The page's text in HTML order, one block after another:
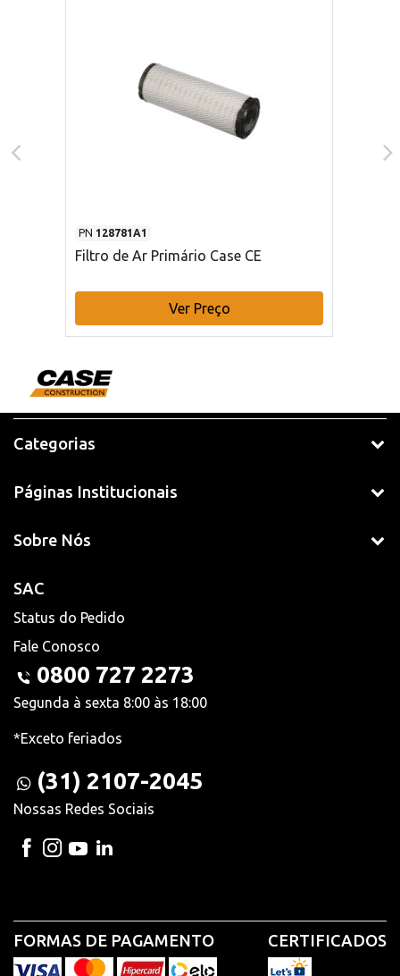
PN 128781A1
Filtro de Ar Primário Case CE
Ver Preço
Categorias
Páginas Institucionais
Sobre Nós
SAC
Status do Pedido
Fale Conosco
0800 727 2273
Segunda à sexta 8:00 às 18:00
*Exceto feriados
(31) 2107-2045
Nossas Redes Sociais
FORMAS DE PAGAMENTO CERTIFICADOS